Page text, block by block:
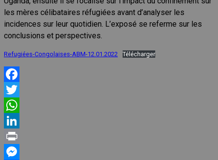
les mères célibataires réfugiées avant d’analyser les
incidences sur leur quotidien. L’exposé se referme sur les
conclusions et perspectives.
Refugiées-Congolaises-ABM-12.01.2022 Télécharger
Facebook
Twitter
WhatsApp
LinkedIn
Print